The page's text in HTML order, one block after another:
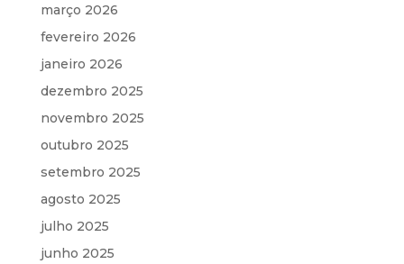
março 2026
fevereiro 2026
janeiro 2026
dezembro 2025
novembro 2025
outubro 2025
setembro 2025
agosto 2025
julho 2025
junho 2025